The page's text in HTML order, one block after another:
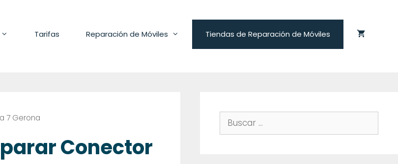
Tarifas Reparación de Móviles Tiendas de Reparación de Móviles
7 Gerona
Conector
Buscar: